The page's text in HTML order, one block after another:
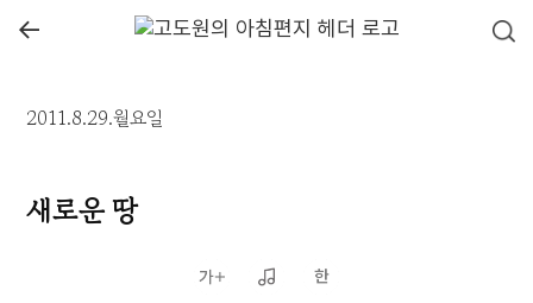
←
2011.8.29.월요일
새로운 땅